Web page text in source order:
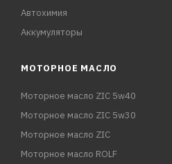
Автохимия
Аккумуляторы
МОТОРНОЕ МАСЛО
Моторное масло ZIC 5w40
Моторное масло ZIC 5w30
Моторное масло ZIC
Моторное масло ROLF